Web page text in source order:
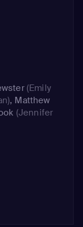
(Emily
, Matthew
(Jennifer